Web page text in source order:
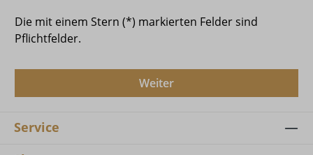
Die mit einem Stern (*) markierten Felder sind
Pflichtfelder.
Weiter
Service